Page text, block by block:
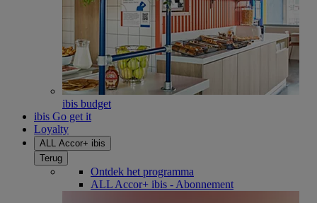
ibis budget
ibis Go get it
Loyalty
ALL Accor+ ibis
Terug
Ontdek het programma
ALL Accor+ ibis - Abonnement